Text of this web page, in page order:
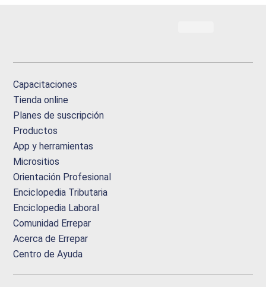
Capacitaciones
Tienda online
Planes de suscripción
Productos
App y herramientas
Micrositios
Orientación Profesional
Enciclopedia Tributaria
Enciclopedia Laboral
Comunidad Errepar
Acerca de Errepar
Centro de Ayuda